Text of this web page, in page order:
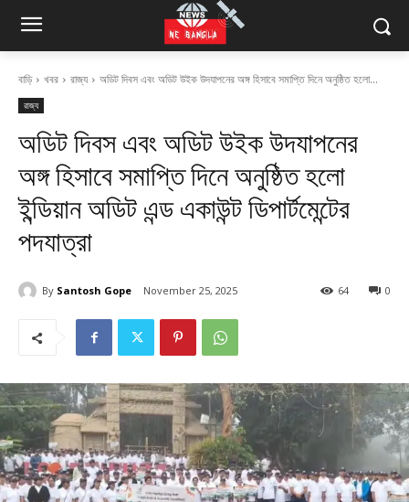
বাড়ি খবর রাজ্য অডিট দিবস এবং অডিট উইক উদযাপনের অঙ্গ হিসাবে সমাপ্তি দিনে অনুষ্ঠিত হলো...
রাজ্য
অডিট দিবস এবং অডিট উইক উদযাপনের
অঙ্গ হিসাবে সমাপ্তি দিনে অনুষ্ঠিত হলো
ইন্ডিয়ান অডিট এন্ড একাউন্ট ডিপার্টমেন্টের
পদযাত্রা
By Santosh Gope November 25, 2025 0
64